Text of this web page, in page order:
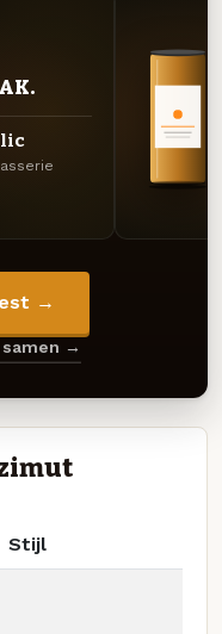
→
→
Stijl